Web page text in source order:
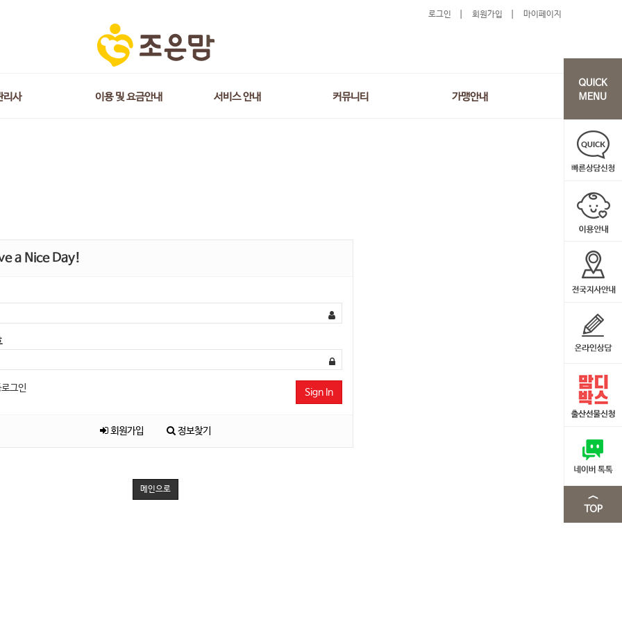
로그인 회원가입 마이페이지
리사 이용 및 요금안내 서비스 안내 커뮤니티 가맹안내
a Nice Day!
그인 Sign In
회원가입 정보찾기
메인으로